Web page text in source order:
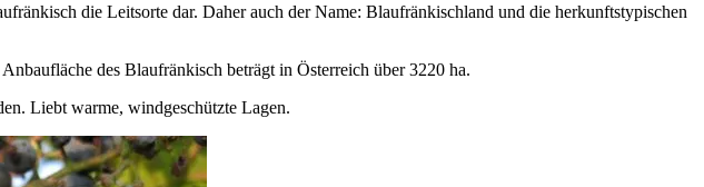
die Leitsorte dar. Daher auch der Name: Blaufränkischland und die herkunftstypischen
des Blaufränkisch beträgt in Österreich über 3220 ha.
Liebt warme, windgeschützte Lagen.